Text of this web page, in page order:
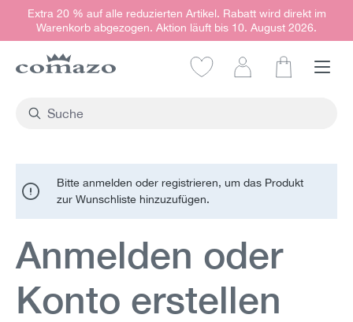
springen
Extra 20 % auf alle reduzierten Artikel. Rabatt wird direkt im
Warenkorb abgezogen. Aktion läuft bis 10. August 2026.
Bitte anmelden oder registrieren, um das Produkt
zur Wunschliste hinzuzufügen.
Anmelden oder
Konto erstellen